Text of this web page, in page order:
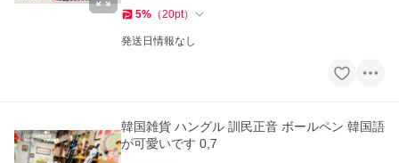
5% （20pt）
発送日情報なし
韓国雑貨 ハングル 訓民正音 ボールペン 韓国語
が可愛いです 0,7